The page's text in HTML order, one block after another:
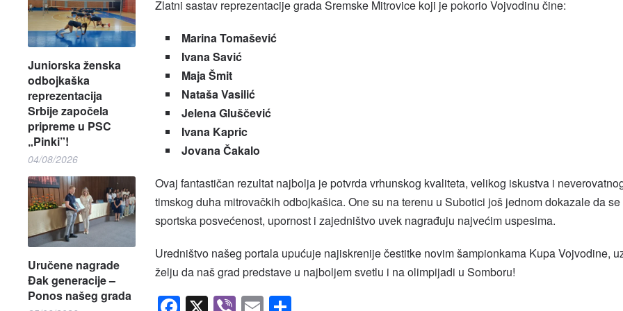
Juniorska ženska
odbojkaška
reprezentacija
Srbije započela
pripreme u PSC
„Pinki”!
04/08/2026
Uručene nagrade
Đak generacije –
Ponos našeg grada
Zlatni sastav reprezentacije grada Sremske Mitrovice koji je pokorio Vojvodinu čine:
Marina Tomašević
Ivana Savić
Maja Šmit
Nataša Vasilić
Jelena Gluščević
Ivana Kapric
Jovana Čakalo
Ovaj fantastičan rezultat najbolja je potvrda vrhunskog kvaliteta, velikog iskustva i
timskog duha mitrovačkih odbojkašica. One su na terenu u Subotici još jednom dokazale da se
sportska posvećenost, upornost i zajedništvo uvek nagrađuju najvećim uspesima.
Uredništvo našeg portala upućuje najiskrenije čestitke novim šampionkama Kupa Vojvodine,
želju da naš grad predstave u najboljem svetlu i na olimpijadi u Somboru!